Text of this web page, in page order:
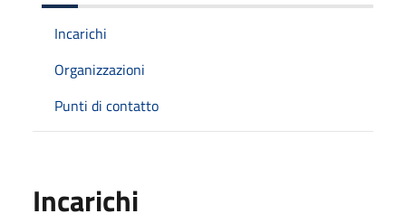
Incarichi
Organizzazioni
Punti di contatto
Incarichi